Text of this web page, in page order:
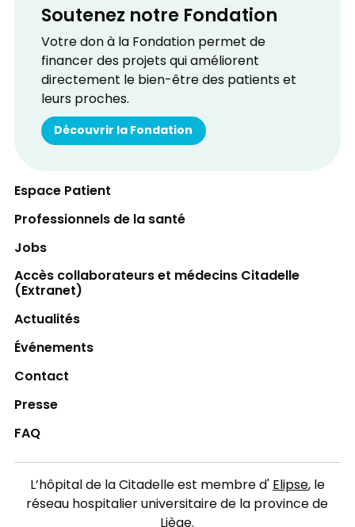
Soutenez notre Fondation
Votre don à la Fondation permet de
financer des projets qui améliorent
directement le bien-être des patients et
leurs proches.
Découvrir la Fondation
Espace Patient
Professionnels de la santé
Jobs
Accès collaborateurs et médecins Citadelle
(Extranet)
Actualités
Événements
Contact
Presse
FAQ
L’hôpital de la Citadelle est membre d'Elipse, le
réseau hospitalier universitaire de la province de